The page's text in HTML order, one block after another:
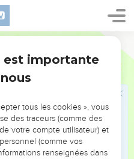
et les jeunes filles,
l’extermination, mais
ont la marque sur eux !
! » Ils ont donc commencé
le temple.
impur et remplissez de
! Sortez ! » Alors ils sont
la ville.
resté là. Je suis tombé le
est importante
tous les cookies », vous
des traceurs (comme des
votre compte utilisateur) et
(comme vos
renseignées dans